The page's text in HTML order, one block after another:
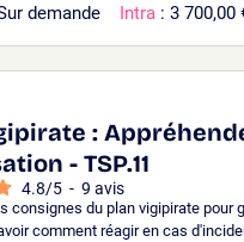
demande Intra : 3
:
- TSP.11
4.8/5 - 9 avis
consignes du plan vigipirate pour
comment réagir en cas